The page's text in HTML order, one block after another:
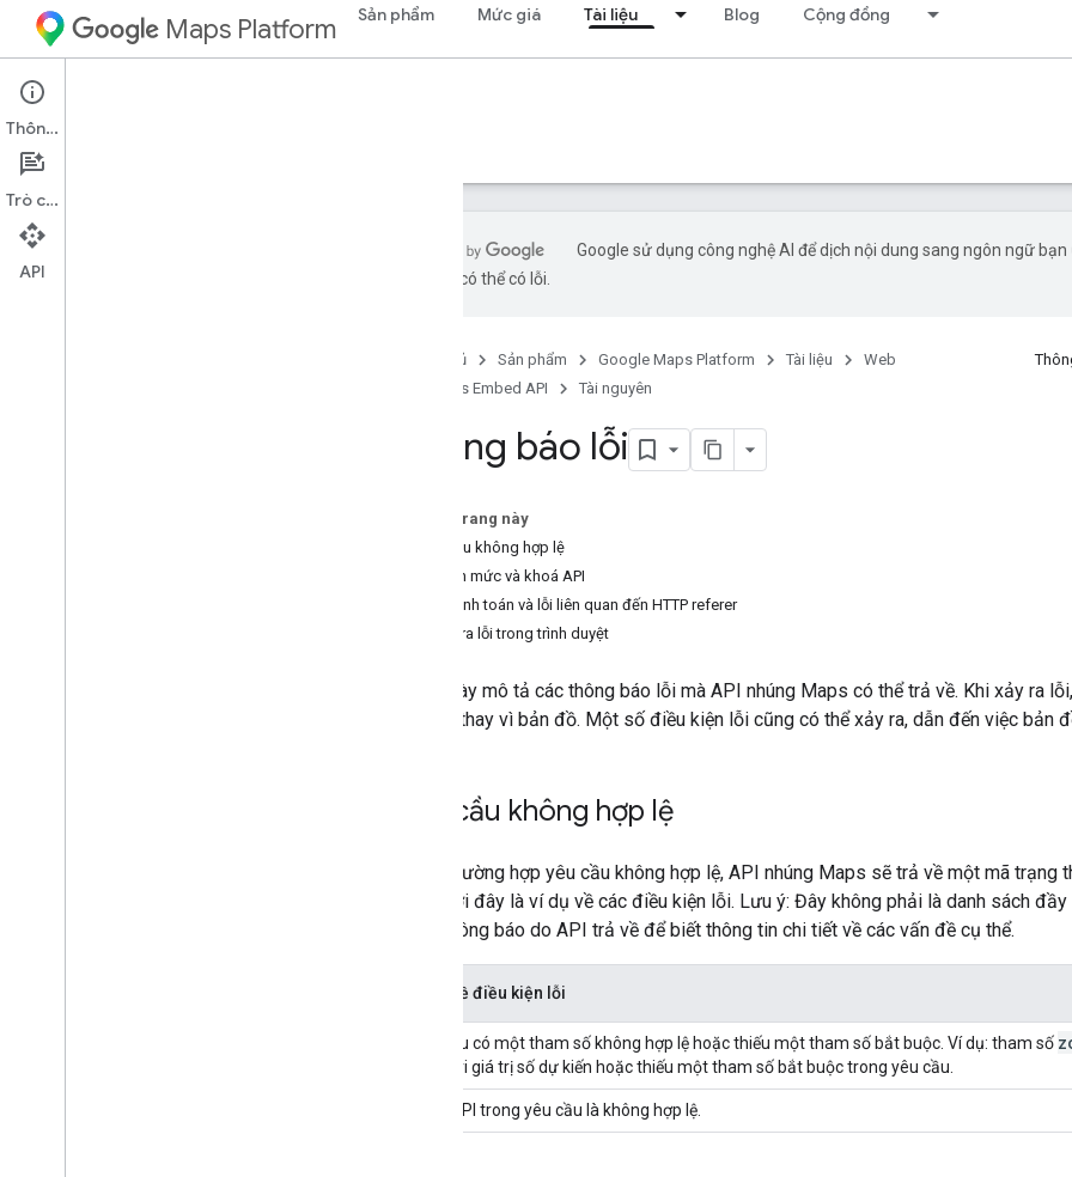
Maps Platform Sản phẩm Mức giá Tài liệu Blog Cộng đồng
Web
Hướng dẫn
Google sử dụng công nghệ AI để dịch nội dung sang ngôn ngữ
bằng AI có thể có lỗi.
Trang chủ Sản phẩm Google Maps Platform Tài liệu
Web
Maps Embed API
Tài nguyên
Thông báo lỗi
Trên trang này
Yêu cầu không hợp lệ
Lỗi hạn mức và khoá API
Lỗi thanh toán và lỗi liên quan đến HTTP referer
Kiểm tra lỗi trong trình duyệt
Trang này mô tả các thông báo lỗi mà API nhúng Maps có thể trả về. Khi xảy ra
báo lỗi thay vì bản đồ. Một số điều kiện lỗi cũng có thể xảy ra, dẫn đến việc bản
Yêu cầu không hợp lệ
Trong trường hợp yêu cầu không hợp lệ, API nhúng Maps sẽ trả về một mã trạng
đề. Dưới đây là ví dụ về các điều kiện lỗi. Lưu ý: Đây không phải là danh sách
tế và thông báo do API trả về để biết thông tin chi tiết về các vấn đề cụ thể.
Ví dụ về điều kiện lỗi
Yêu cầu có một tham số không hợp lệ hoặc thiếu một tham số bắt buộc. Ví dụ: tham số
phạm vi giá trị số dự kiến hoặc thiếu một tham số bắt buộc trong yêu cầu.
Khoá API trong yêu cầu là không hợp lệ.
Thông tin
Trò chuyện
API